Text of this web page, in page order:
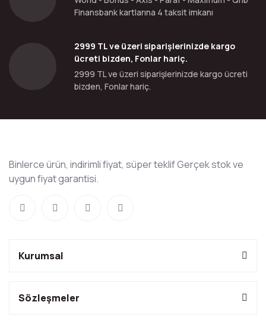
Finansbank kartlarına 4 taksit imkanı
2999 TL ve üzeri siparişlerinizde kargo
ücreti bizden, Fonlar hariç.
2999 TL ve üzeri siparişlerinizde kargo ücreti
bizden, Fonlar hariç.
Binlerce ürün, indirimli fiyat, süper teklif Gerçek stok ve
uygun fiyat garantisi.
Kurumsal
Sözleşmeler